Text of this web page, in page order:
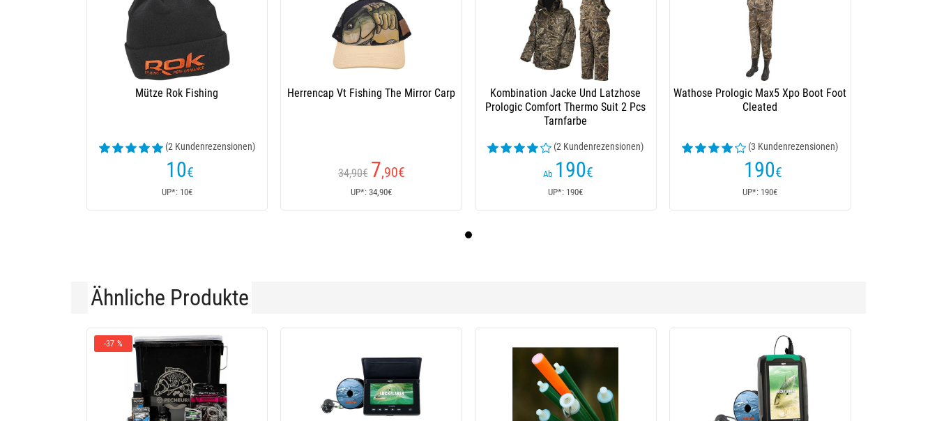
Mütze Rok Fishing
(2 Kundenrezensionen)
10€
UP*: 10€
Herrencap Vt Fishing The Mirror Carp
34,90€ 7,90€
UP*: 34,90€
Kombination Jacke Und Latzhose
Prologic Comfort Thermo Suit 2 Pcs
Tarnfarbe
(2 Kundenrezensionen)
Ab 190€
UP*: 190€
Wathose Prologic Max5 Xpo Boot Foot
Cleated
(3 Kundenrezensionen)
190€
UP*: 190€
Ähnliche Produkte